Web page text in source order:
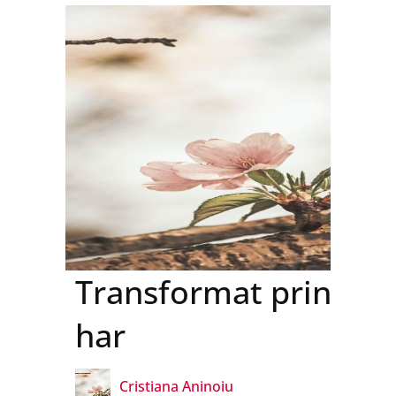
Transformat prin
har
Andreea Peteu
BIanca Brutaru
Bogdan Tudor
Calin Simescu
Camelia Ciucă
Carla Pascu
Cristiana Aninoiu